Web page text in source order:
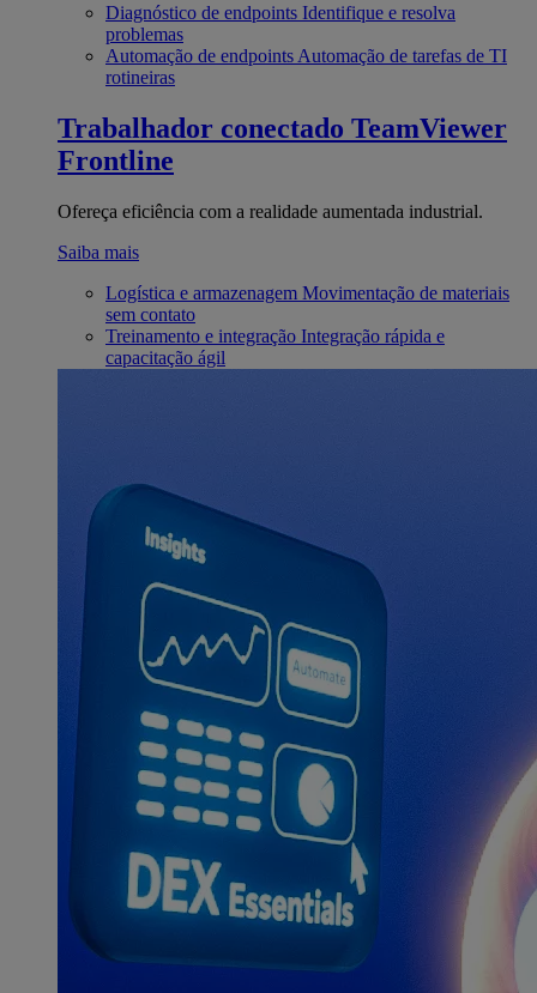
Diagnóstico de endpoints Identifique e resolva
problemas
Automação de endpoints Automação de tarefas de TI
rotineiras
Trabalhador conectado TeamViewer
Frontline
Ofereça eficiência com a realidade aumentada industrial.
Saiba mais
Logística e armazenagem Movimentação de materiais
sem contato
Treinamento e integração Integração rápida e
capacitação ágil